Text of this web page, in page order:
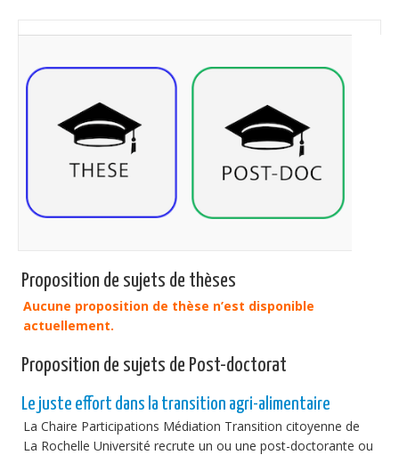
Emplois/Stages/Formations
Science pour tou·te·s
Proposition de sujets de thèses
Aucune proposition de thèse n’est disponible
actuellement.
Proposition de sujets de Post-doctorat
Le juste effort dans la transition agri-alimentaire
La Chaire Participations Médiation Transition citoyenne de
La Rochelle Université recrute un ou une post-doctorante ou